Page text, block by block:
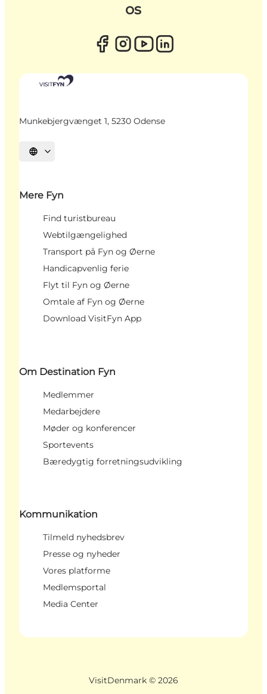
os
Munkebjergvænget 1, 5230 Odense
Vælg sprog
Mere Fyn
Find turistbureau
Webtilgængelighed
Transport på Fyn og Øerne
Handicapvenlig ferie
Flyt til Fyn og Øerne
Omtale af Fyn og Øerne
Download VisitFyn App
Om Destination Fyn
Medlemmer
Medarbejdere
Møder og konferencer
Sportevents
Bæredygtig forretningsudvikling
Kommunikation
Tilmeld nyhedsbrev
Presse og nyheder
Vores platforme
Medlemsportal
Media Center
VisitDenmark © 2026